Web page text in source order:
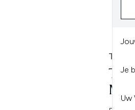
Je
Uw
TOO